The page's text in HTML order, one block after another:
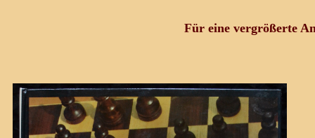
Für eine vergrößerte